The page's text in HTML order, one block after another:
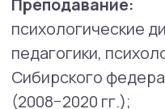
подростки и их семьи;
конфликты и их
в подростковом
автономия и
благополучие в